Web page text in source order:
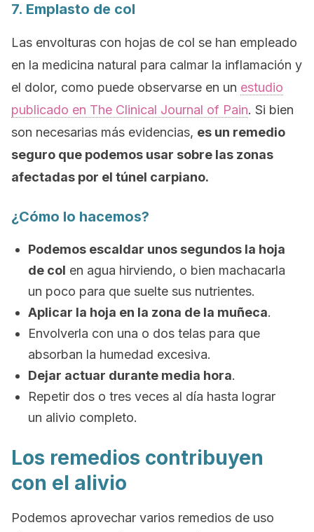
7. Emplasto de col
Las envolturas con hojas de col se han empleado
en la medicina natural para calmar la inflamación y
el dolor, como puede observarse en un estudio
publicado en The Clinical Journal of Pain. Si bien
son necesarias más evidencias, es un remedio
seguro que podemos usar sobre las zonas
afectadas por el túnel carpiano.
¿Cómo lo hacemos?
Podemos escaldar unos segundos la hoja
de col en agua hirviendo, o bien machacarla
un poco para que suelte sus nutrientes.
Aplicar la hoja en la zona de la muñeca.
Envolverla con una o dos telas para que
absorban la humedad excesiva.
Dejar actuar durante media hora.
Repetir dos o tres veces al día hasta lograr
un alivio completo.
Los remedios contribuyen
con el alivio
Podemos aprovechar varios remedios de uso